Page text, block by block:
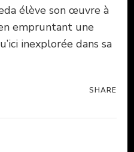
élève son œuvre à
empruntant une
inexplorée dans sa
SHARE